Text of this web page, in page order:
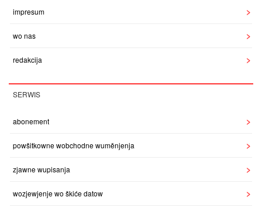
impresum
wo nas
redakcija
SERWIS
abonement
powšitkowne wobchodne wuměnjenja
zjawne wupisanja
wozjewjenje wo škiće datow